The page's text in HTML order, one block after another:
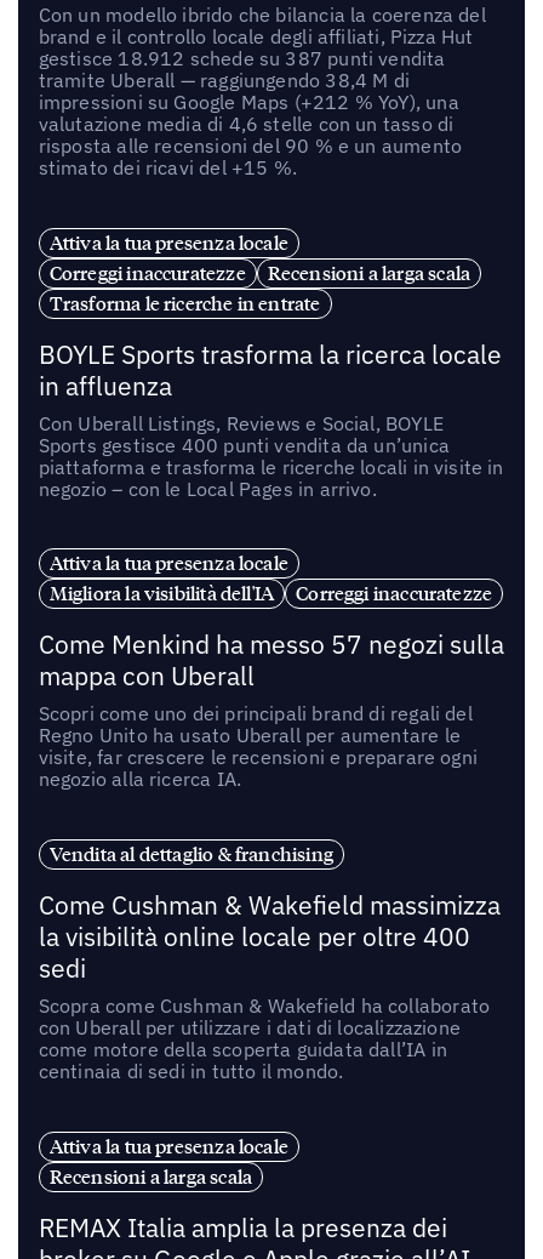
Con un modello ibrido che bilancia la coerenza del
brand e il controllo locale degli affiliati, Pizza Hut
gestisce 18.912 schede su 387 punti vendita
tramite Uberall — raggiungendo 38,4 M di
impressioni su Google Maps (+212 % YoY), una
valutazione media di 4,6 stelle con un tasso di
risposta alle recensioni del 90 % e un aumento
stimato dei ricavi del +15 %.
Attiva la tua presenza locale
Correggi inaccuratezze
Recensioni a larga scala
Trasforma le ricerche in entrate
BOYLE Sports trasforma la ricerca locale
in affluenza
Con Uberall Listings, Reviews e Social, BOYLE
Sports gestisce 400 punti vendita da un’unica
piattaforma e trasforma le ricerche locali in visite in
negozio – con le Local Pages in arrivo.
Attiva la tua presenza locale
Migliora la visibilità dell'IA
Correggi inaccuratezze
Come Menkind ha messo 57 negozi sulla
mappa con Uberall
Scopri come uno dei principali brand di regali del
Regno Unito ha usato Uberall per aumentare le
visite, far crescere le recensioni e preparare ogni
negozio alla ricerca IA.
Vendita al dettaglio & franchising
Come Cushman & Wakefield massimizza
la visibilità online locale per oltre 400
sedi
Scopra come Cushman & Wakefield ha collaborato
con Uberall per utilizzare i dati di localizzazione
come motore della scoperta guidata dall’IA in
centinaia di sedi in tutto il mondo.
Attiva la tua presenza locale
Recensioni a larga scala
REMAX Italia amplia la presenza dei